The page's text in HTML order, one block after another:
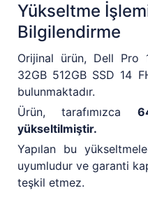
Yükseltme
Bilgilendirme
Orijinal ürün, Dell Pro
32GB 512GB SSD 14
bulunmaktadır.
Ürün, tarafımızca
yükseltilmiştir.
Yapılan bu
uyumludur ve garanti
teşkil etmez.